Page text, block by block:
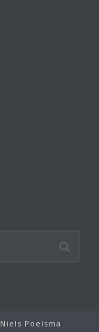
Niels Poelsma